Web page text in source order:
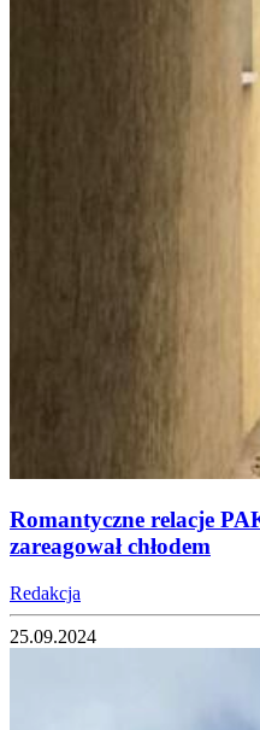
Romantyczne relacje
zareagował chłodem
Redakcja
25.09.2024